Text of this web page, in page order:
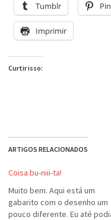
Tumblr
Imprimir
Curtir isso:
ARTIGOS RELACIONADOS
Coisa bu-niii-ta!
Muito bem. Aqui está um
gabarito com o desenho um
pouco diferente. Eu até